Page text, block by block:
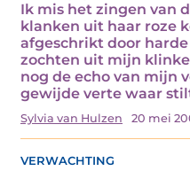
Ik mis het zingen van
klanken uit haar roze
afgeschrikt door
zochten uit mijn
nog de echo van mijn
gewijde verte waar
Sylvia van Hulzen 20 mei
verwachting